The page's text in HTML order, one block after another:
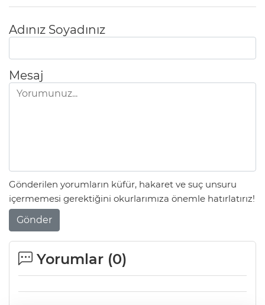
Adınız Soyadınız
Mesaj
Gönderilen yorumların küfür, hakaret ve suç unsuru
içermemesi gerektiğini okurlarımıza önemle hatırlatırız!
Gönder
Yorumlar (0)